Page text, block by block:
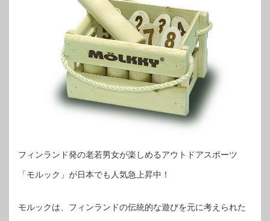
フィンランド発の老若男女が楽しめるアウトドアスポーツ
「モルック」が日本でも人気急上昇中！
モルックは、フィンランドの伝統的な遊びを元に考えられた